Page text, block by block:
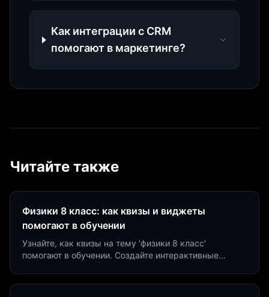
Как интеграции с CRM
помогают в маркетинге?
Читайте также
Физики 8 класс: как квизы и виджеты
помогают в обучении
Узнайте, как квизы на тему 'физики 8 класс'
помогают в обучении. Создайте интерактивные